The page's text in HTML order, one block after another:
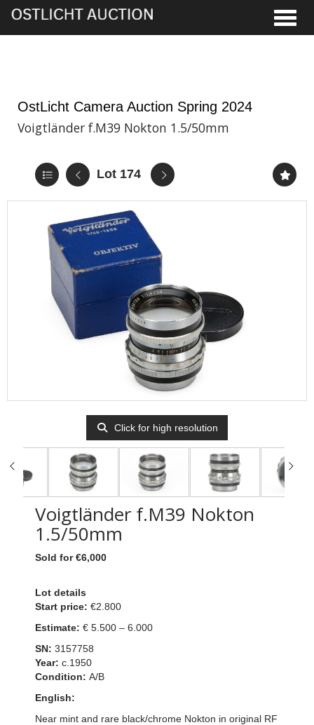
OstLicht Camera Auction Spring 2024
Voigtländer f.M39 Nokton 1.5/50mm
Lot 174
Click for high resolution
Voigtländer f.M39 Nokton
1.5/50mm
Sold for €6,000
Lot details
Start price: €2.800
Estimate: € 5.500 – 6.000
SN: 3157758
Year: c.1950
Condition: A/B
English:
Near mint and rare black/chrome Nokton in original RF